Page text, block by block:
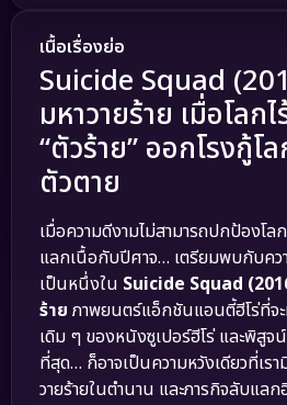
เนื้อเรื่องย่อ
Suicide Squad
มหาวายร้าย เมื่อโลกไ
“ตัวร้าย” ออกโรงกู้โ
ตัวตาย
เมื่อความดีงามไม่สามารถปกป้องโ
แลกเนื้อกับปีศาจ… เตรียมพบกับค
เป็นหนึ่งใน Suicide Squad
ร้าย ภาพยนตร์แอ็กชันแอนตี้ฮีโร่ที่จ
เดิม ๆ ของหนังซูเปอร์ฮีโร่ และพิสู
ที่สุด… ก็อาจเป็นความหวังเดียวที่เรา
วายร้ายในตำนาน และภารกิจลับแล